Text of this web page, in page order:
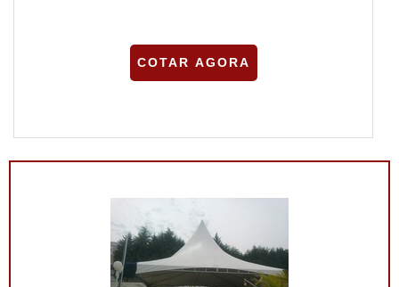
COTAR AGORA